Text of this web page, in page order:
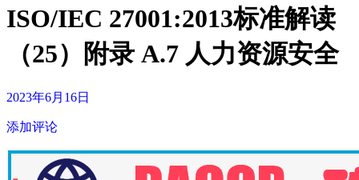
ISO/IEC 27001:2013标准解读
（25）附录 A.7 人力资源安全
2023年6月16日
添加评论